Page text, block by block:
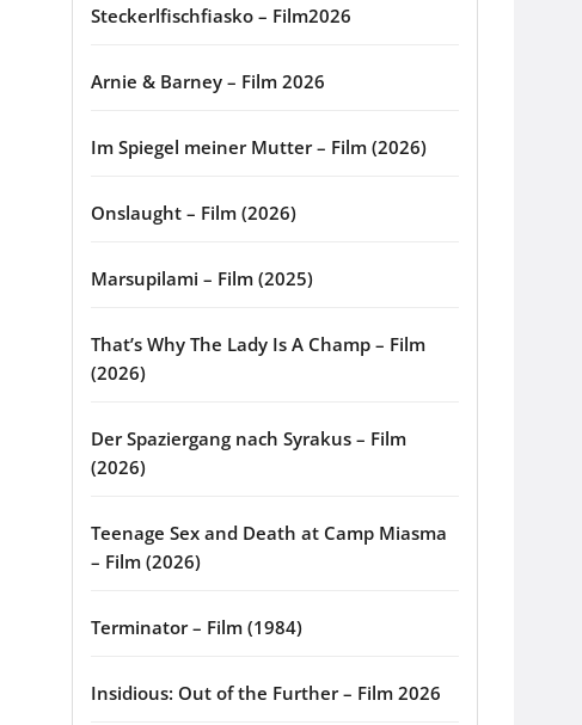
Steckerlfischfiasko – Film2026
Arnie & Barney – Film 2026
Im Spiegel meiner Mutter – Film (2026)
Onslaught – Film (2026)
Marsupilami – Film (2025)
That’s Why The Lady Is A Champ – Film
(2026)
Der Spaziergang nach Syrakus – Film
(2026)
Teenage Sex and Death at Camp Miasma
– Film (2026)
Terminator – Film (1984)
Insidious: Out of the Further – Film 2026